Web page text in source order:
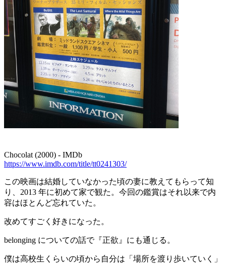
Chocolat (2000) - IMDb
https://www.imdb.com/title/tt0241303/
この映画は結婚していなかった頃の妻に教えてもらって知
り、2013 年に初めて家で観た。今回の鑑賞はそれ以来で内
容はほとんど忘れていた。
改めてすごく好きになった。
belonging についての話で『正欲』にも通じる。
僕は高校生くらいの頃から自分は「場所を渡り歩いていく」